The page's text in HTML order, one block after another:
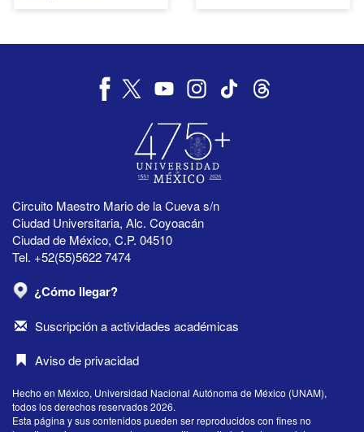
Circuito Maestro Mario de la Cueva s/n
Ciudad Universitaria, Alc. Coyoacán
Ciudad de México, C.P. 04510
Tel. +52(55)5622 7474
¿Cómo llegar?
Suscripción a actividades académicas
Aviso de privacidad
Hecho en México, Universidad Nacional Autónoma de México (UNAM),
todos los derechos reservados 2026.
Esta página y sus contenidos pueden ser reproducidos con fines no